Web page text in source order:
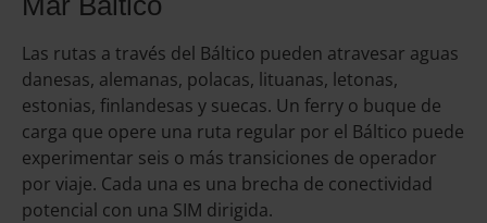
Las rutas a través del Báltico pueden atravesar aguas
danesas, alemanas, polacas, lituanas, letonas,
estonias, finlandesas y suecas. Un ferry o buque de
carga que opere una ruta regular por el Báltico puede
experimentar seis o más transiciones de operador
por viaje. Cada una es una brecha de conectividad
potencial con una SIM dirigida.